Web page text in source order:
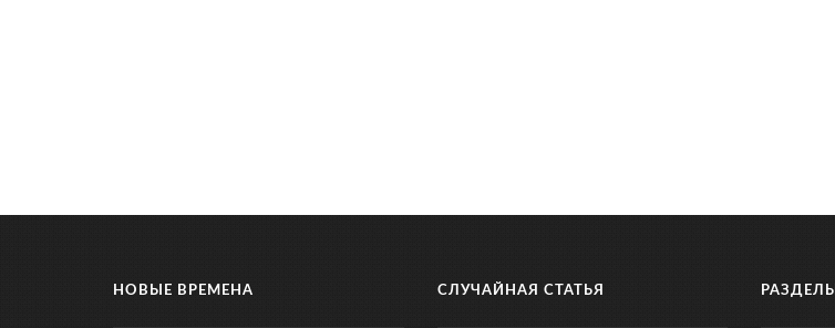
НОВЫЕ ВРЕМЕНА СЛУЧАЙНАЯ СТАТЬЯ РАЗДЕЛЫ